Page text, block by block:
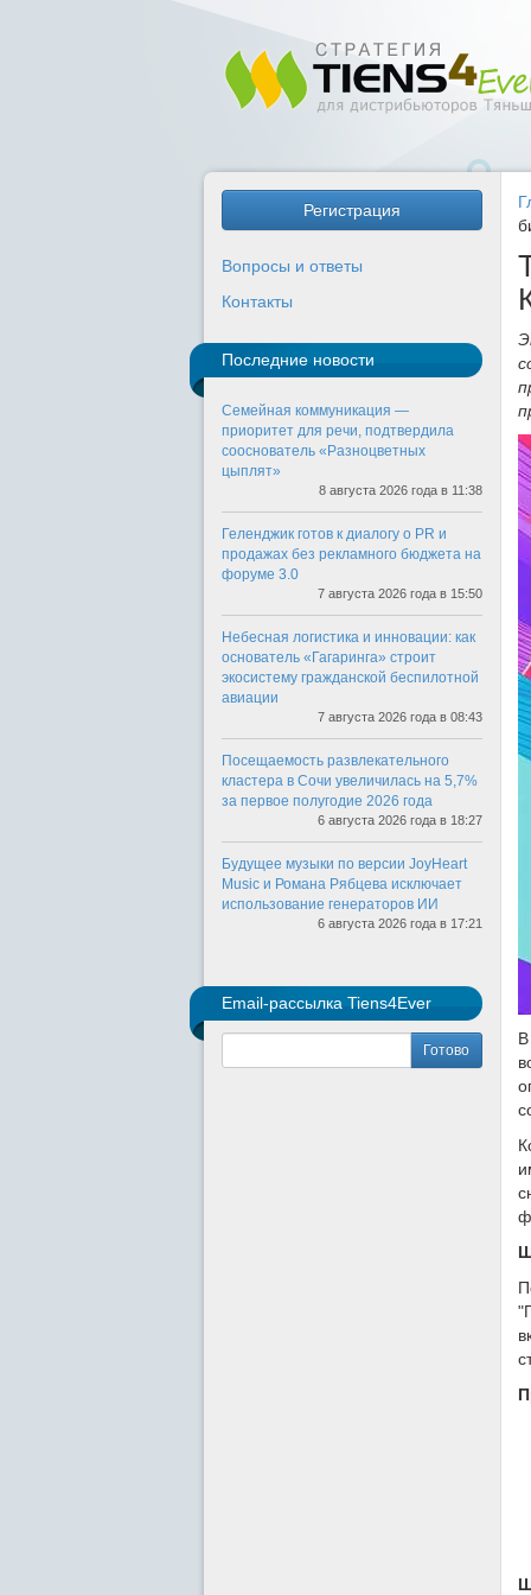
Регистрация
Вопросы и ответы
Контакты
Последние новости
Семейная коммуникация —
приоритет для речи, подтвердила
сооснователь «Разноцветных
цыплят»
8 августа 2026 года в 11:38
Геленджик готов к диалогу о PR и
продажах без рекламного бюджета на
форуме 3.0
7 августа 2026 года в 15:50
Небесная логистика и инновации: как
основатель «Гагаринга» строит
экосистему гражданской беспилотной
авиации
7 августа 2026 года в 08:43
Посещаемость развлекательного
кластера в Сочи увеличилась на 5,7%
за первое полугодие 2026 года
6 августа 2026 года в 18:27
Будущее музыки по версии JoyHeart
Music и Романа Рябцева исключает
использование генераторов ИИ
6 августа 2026 года в 17:21
Email-рассылка Tiens4Ever
Готово